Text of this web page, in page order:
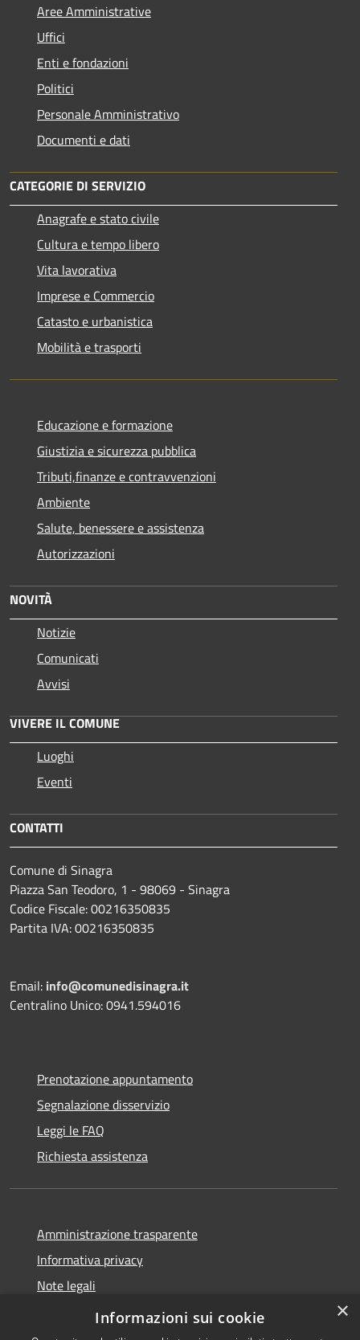
Aree Amministrative
Uffici
Enti e fondazioni
Politici
Personale Amministrativo
Documenti e dati
CATEGORIE DI SERVIZIO
Anagrafe e stato civile
Cultura e tempo libero
Vita lavorativa
Imprese e Commercio
Catasto e urbanistica
Mobilità e trasporti
Educazione e formazione
Giustizia e sicurezza pubblica
Tributi,finanze e contravvenzioni
Ambiente
Salute, benessere e assistenza
Autorizzazioni
NOVITÀ
Notizie
Comunicati
Avvisi
VIVERE IL COMUNE
Luoghi
Eventi
CONTATTI
Comune di Sinagra
Piazza San Teodoro, 1 - 98069 - Sinagra
Codice Fiscale: 00216350835
Partita IVA: 00216350835
Email: info@comunedisinagra.it
Centralino Unico: 0941.594016
Prenotazione appuntamento
Segnalazione disservizio
Leggi le FAQ
Richiesta assistenza
Amministrazione trasparente
Informativa privacy
Note legali
Dichiarazione di accessibilità
×
Informazioni sui cookie